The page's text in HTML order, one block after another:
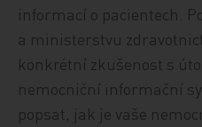
informací o pacientech.
a ministerstvu
konkrétní zkušenost s
nemocniční informační
popsat, jak je vaše